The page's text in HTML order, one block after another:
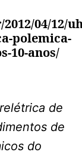
04/12/
polemica-
10-anos/
de
de
do